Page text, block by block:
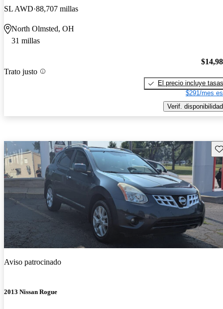
SL AWD 88,707 millas
North Olmsted, OH
31 millas
Trato justo
El precio incluye tasas
$291/mes
Verif. disponibilidad
Aviso patrocinado
2013 Nissan Rogue